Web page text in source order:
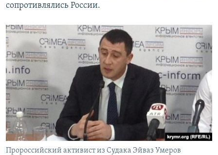
сопротивлялись России.
Пророссийский активист из Судака Эйваз Умеров